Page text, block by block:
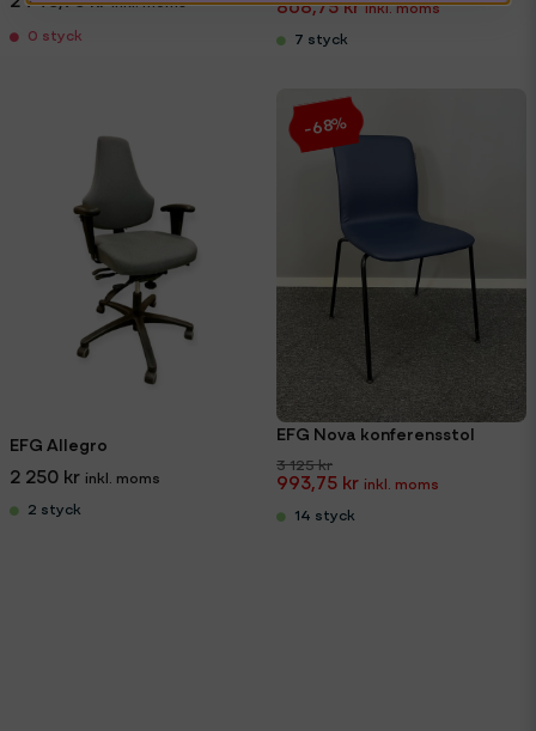
0 styck 7 styck
EFG Allegro
2 250 kr
2 styck
EFG Nova konferensstol
3 125 kr
993,75 kr
14 styck
-68%